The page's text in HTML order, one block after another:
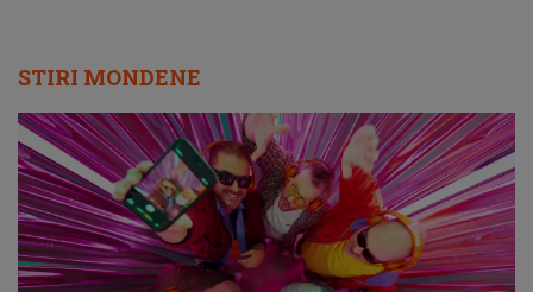
STIRI MONDENE